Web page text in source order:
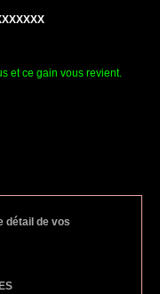
et ce gain vous revient.
détail de vos